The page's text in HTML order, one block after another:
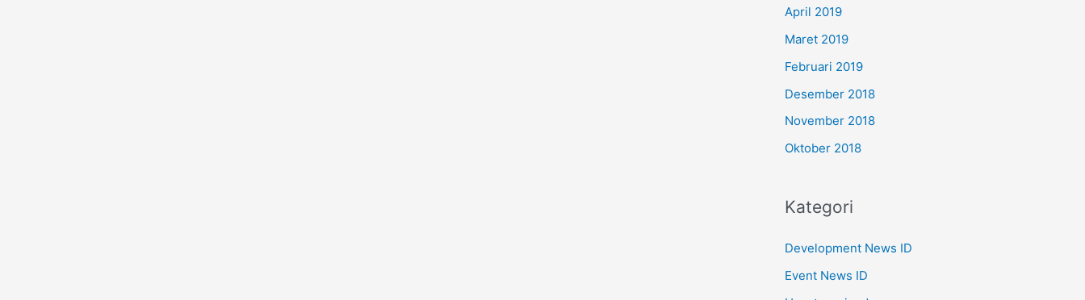
April 2019
Maret 2019
Februari 2019
Desember 2018
November 2018
Oktober 2018
Kategori
Development News ID
Event News ID